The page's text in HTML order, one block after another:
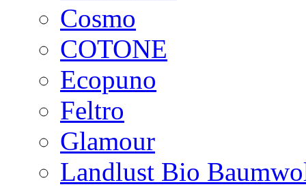
Cosmo
COTONE
Ecopuno
Feltro
Glamour
Landlust Bio